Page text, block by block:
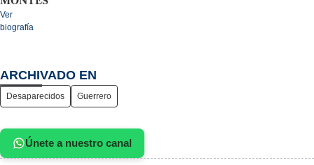
Ver
biografía
ARCHIVADO EN
Desaparecidos Guerrero
Únete a nuestro canal